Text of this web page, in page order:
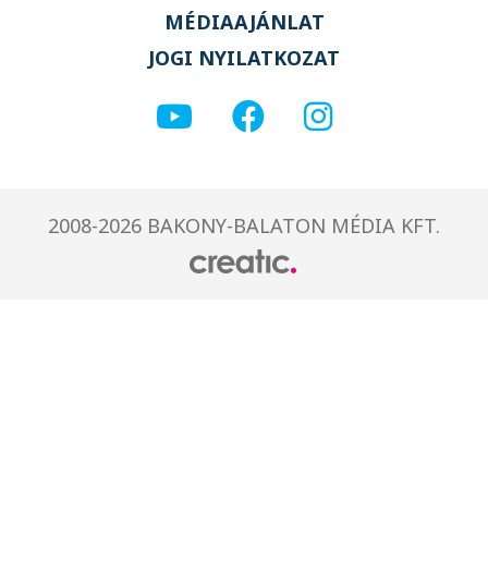
MÉDIAAJÁNLAT
JOGI NYILATKOZAT
2008-2026 BAKONY-BALATON MÉDIA KFT.